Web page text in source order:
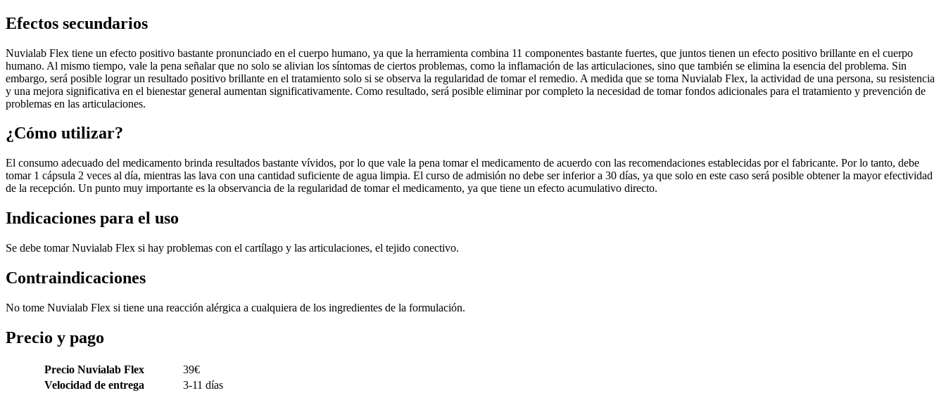
Efectos secundarios
Nuvialab Flex tiene un efecto positivo bastante pronunciado en el cuerpo humano, ya que la herramienta combina 11 componentes bastante fuertes, que juntos tienen un efecto positivo brillante en el cuerpo
humano. Al mismo tiempo, vale la pena señalar que no solo se alivian los síntomas de ciertos problemas, como la inflamación de las articulaciones, sino que también se elimina la esencia del problema. Sin
embargo, será posible lograr un resultado positivo brillante en el tratamiento solo si se observa la regularidad de tomar el remedio. A medida que se toma Nuvialab Flex, la actividad de una persona, su resistencia
y una mejora significativa en el bienestar general aumentan significativamente. Como resultado, será posible eliminar por completo la necesidad de tomar fondos adicionales para el tratamiento y prevención de
problemas en las articulaciones.
¿Cómo utilizar?
El consumo adecuado del medicamento brinda resultados bastante vívidos, por lo que vale la pena tomar el medicamento de acuerdo con las recomendaciones establecidas por el fabricante. Por lo tanto, debe
tomar 1 cápsula 2 veces al día, mientras las lava con una cantidad suficiente de agua limpia. El curso de admisión no debe ser inferior a 30 días, ya que solo en este caso será posible obtener la mayor efectividad
de la recepción. Un punto muy importante es la observancia de la regularidad de tomar el medicamento, ya que tiene un efecto acumulativo directo.
Indicaciones para el uso
Se debe tomar Nuvialab Flex si hay problemas con el cartílago y las articulaciones, el tejido conectivo.
Contraindicaciones
No tome Nuvialab Flex si tiene una reacción alérgica a cualquiera de los ingredientes de la formulación.
Precio y pago
Precio Nuvialab Flex 39€
Velocidad de entrega
3-11 días